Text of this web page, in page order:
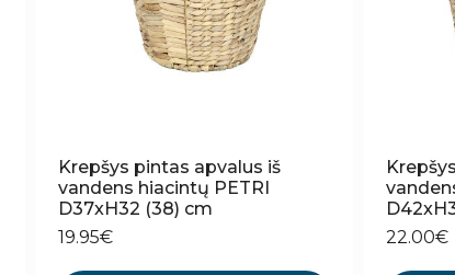
Krepšys pintas apvalus iš
vandens hiacintų PETRI
D37xH32 (38) cm
19.95€
22.00€